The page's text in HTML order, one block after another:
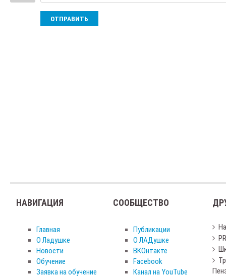
ОТПРАВИТЬ
НАВИГАЦИЯ
Главная
О Ладушке
Новости
Обучение
Заявка на обучение
СООБЩЕСТВО
Публикации
О ЛАДушке
ВКОнтакте
Facebook
Канал на YouTube